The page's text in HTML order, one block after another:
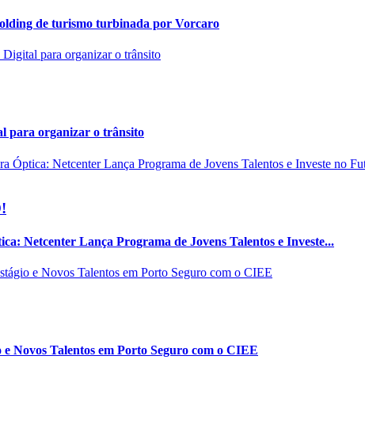
de turismo turbinada por Vorcaro
para organizar o trânsito
Netcenter Lança Programa de Jovens Talentos e Investe...
Novos Talentos em Porto Seguro com o CIEE